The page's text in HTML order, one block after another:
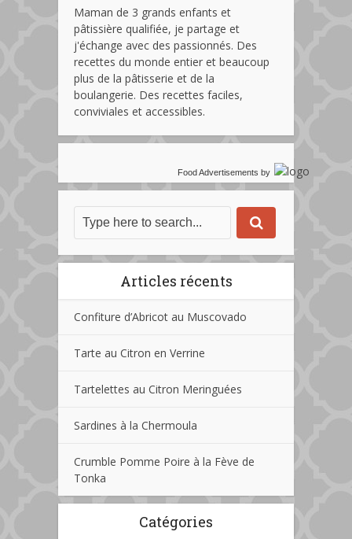
Maman de 3 grands enfants et
pâtissière qualifiée, je partage et
j'échange avec des passionnés. Des
recettes du monde entier et beaucoup
plus de la pâtisserie et de la
boulangerie. Des recettes faciles,
conviviales et accessibles.
Food Advertisements by
Articles récents
Confiture d’Abricot au Muscovado
Tarte au Citron en Verrine
Tartelettes au Citron Meringuées
Sardines à la Chermoula
Crumble Pomme Poire à la Fève de
Tonka
Catégories